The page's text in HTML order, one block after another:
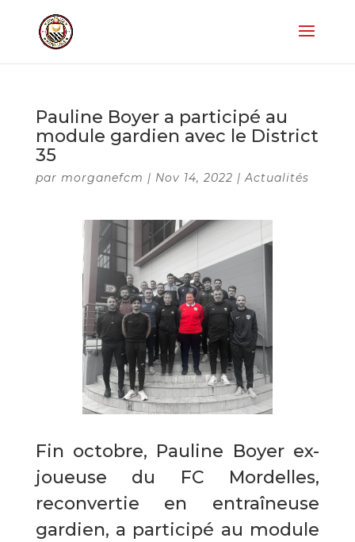
Pauline Boyer a participé au
module gardien avec le District
35
par morganefcm | Nov 14, 2022 |Actualités
Fin octobre, Pauline Boyer ex-
joueuse du FC Mordelles,
reconvertie en entraîneuse
gardien, a participé au module